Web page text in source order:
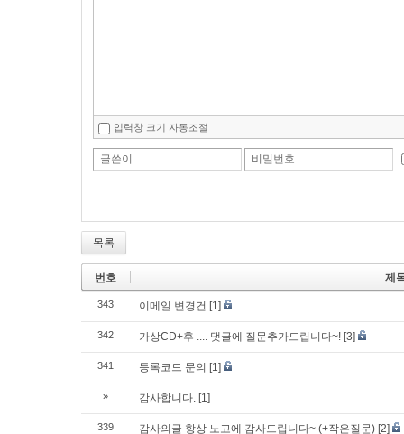
입력창 크기 자동조절
글쓴이 비밀번호
목록
번호 제
343 이메일 변경건 [1]
342 가상CD+후 .... 댓글에 질문추가드립니다~! [3]
341 등록코드 문의 [1]
» 감사합니다. [1]
339 감사의글 항상 노고에 감사드립니다~ (+작은질문) [2]